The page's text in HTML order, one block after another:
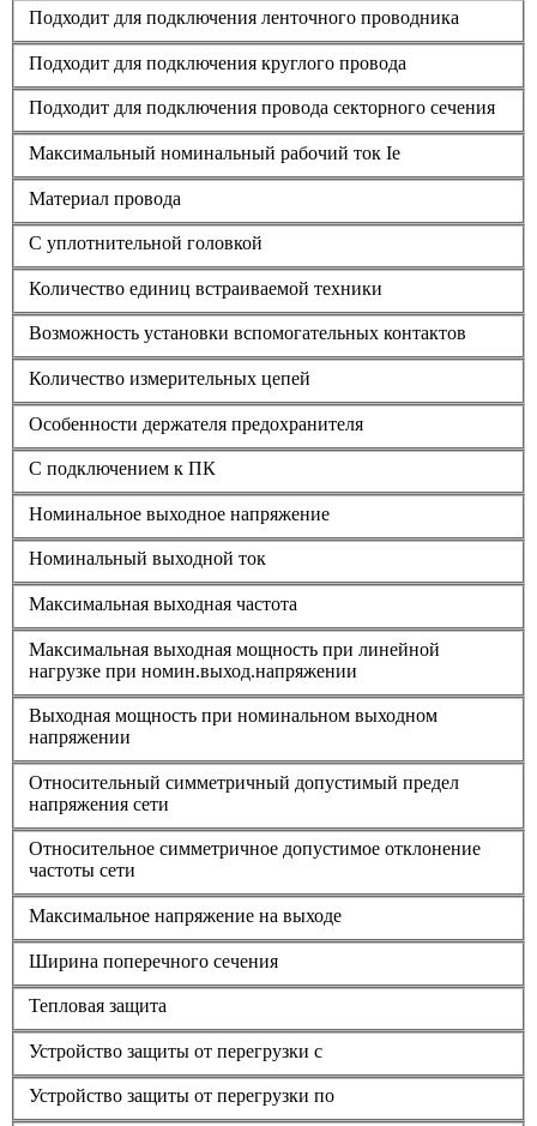
Подходит для подключения ленточного проводника
Подходит для подключения круглого провода
Подходит для подключения провода секторного сечения
Максимальный номинальный рабочий ток Ie
Материал провода
С уплотнительной головкой
Количество единиц встраиваемой техники
Возможность установки вспомогательных контактов
Количество измерительных цепей
Особенности держателя предохранителя
С подключением к ПК
Номинальное выходное напряжение
Номинальный выходной ток
Максимальная выходная частота
Максимальная выходная мощность при линейной
нагрузке при номин.выход.напряжении
Выходная мощность при номинальном выходном
напряжении
Относительный симметричный допустимый предел
напряжения сети
Относительное симметричное допустимое отклонение
частоты сети
Максимальное напряжение на выходе
Ширина поперечного сечения
Тепловая защита
Устройство защиты от перегрузки с
Устройство защиты от перегрузки по